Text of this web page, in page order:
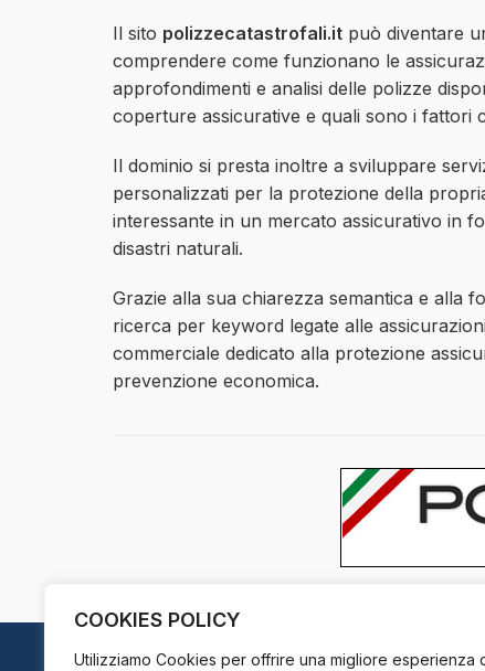
COOKIES POLICY
Utilizziamo Cookies per offrire una migliore esperienza
Il sito polizzecatastrofali.it può diventare
comprendere come funzionano le
approfondimenti e analisi delle polizze
coperture assicurative e quali sono i fattori
Il dominio si presta inoltre a sviluppare
personalizzati per la protezione della
interessante in un mercato assicurativo in
disastri naturali.
Grazie alla sua chiarezza semantica e alla
ricerca per keyword legate alle
commerciale dedicato alla protezione
prevenzione economica.